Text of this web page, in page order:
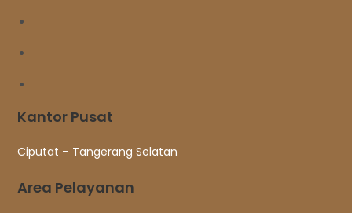
Kantor Pusat
Ciputat – Tangerang Selatan
Area Pelayanan